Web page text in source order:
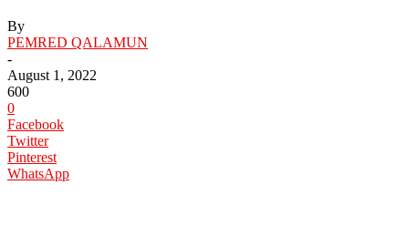
By
PEMRED QALAMUN
-
August 1, 2022
600
0
Facebook
Twitter
Pinterest
WhatsApp